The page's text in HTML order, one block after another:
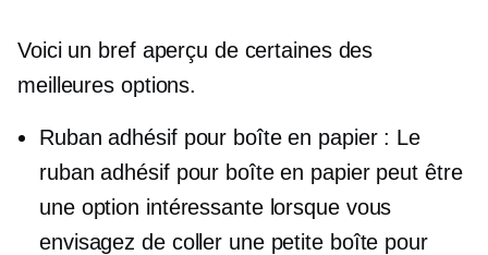
Voici un bref aperçu de certaines des
meilleures options.
Ruban adhésif pour boîte en papier : Le
ruban adhésif pour boîte en papier peut être
une option intéressante lorsque vous
envisagez de coller une petite boîte pour